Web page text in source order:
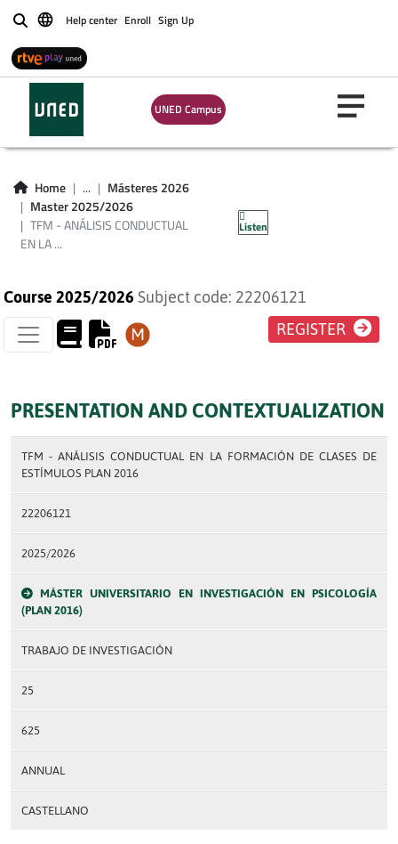
BuscarHelp center Enroll Sign Up
UNED Campus
Home ...
Másteres 2026
Master 2025/2026
TFM - ANÁLISIS CONDUCTUAL
EN LA ...
Listen
TFM - ANÁLISIS
CONDUCTUAL EN LA
FORMACIÓN DE
CLASES DE
ESTÍMULOS PLAN
2016
Course 2025/2026 Subject code: 22206121
REGISTER
PRESENTATION AND CONTEXTUALIZATION
TFM - ANÁLISIS CONDUCTUAL EN LA FORMACIÓN DE CLASES DE
ESTÍMULOS PLAN 2016
22206121
2025/2026
MÁSTER UNIVERSITARIO EN INVESTIGACIÓN EN PSICOLOGÍA
(PLAN 2016)
TRABAJO DE INVESTIGACIÓN
25
625
ANNUAL
CASTELLANO